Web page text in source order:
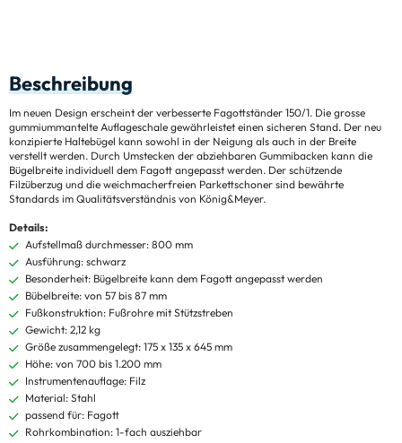
Beschreibung
Im neuen Design erscheint der verbesserte Fagottständer 150/1. Die grosse
gummiummantelte Auflageschale gewährleistet einen sicheren Stand. Der neu
konzipierte Haltebügel kann sowohl in der Neigung als auch in der Breite
verstellt werden. Durch Umstecken der abziehbaren Gummibacken kann die
Bügelbreite individuell dem Fagott angepasst werden. Der schützende
Filzüberzug und die weichmacherfreien Parkettschoner sind bewährte
Standards im Qualitätsverständnis von König&Meyer.
Details:
Aufstellmaß durchmesser: 800 mm
Ausführung: schwarz
Besonderheit: Bügelbreite kann dem Fagott angepasst werden
Bübelbreite: von 57 bis 87 mm
Fußkonstruktion: Fußrohre mit Stützstreben
Gewicht: 2,12 kg
Größe zusammengelegt: 175 x 135 x 645 mm
Höhe: von 700 bis 1.200 mm
Instrumentenauflage: Filz
Material: Stahl
passend für: Fagott
Rohrkombination: 1-fach ausziehbar